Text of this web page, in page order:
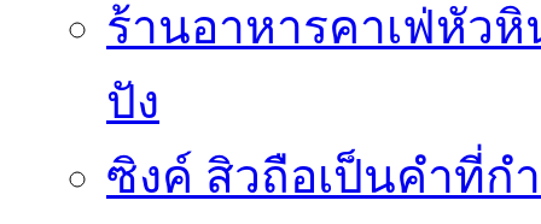
ร้านอาหารคาเฟ่หัว
ปัง
ซิงค์ สิวถือเป็นคำที่ก